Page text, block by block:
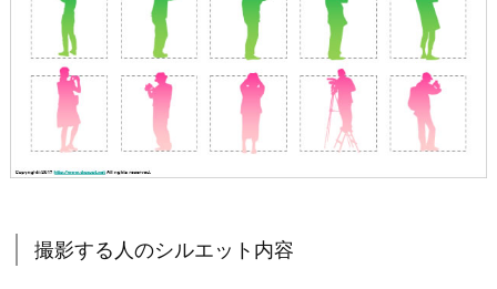
撮影する人のシルエット内容